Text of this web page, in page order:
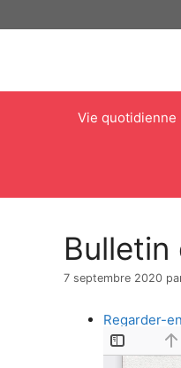
contenu
Vie quotidienne
Bulletin
7 septembre 2020
Regarder-